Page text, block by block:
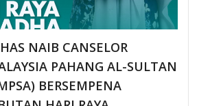
NAIB CANSELOR
PAHANG AL-SULTAN
BERSEMPENA